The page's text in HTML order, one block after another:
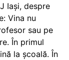
Iași, despre
Vina nu
sau pe
În primul
la școală. În